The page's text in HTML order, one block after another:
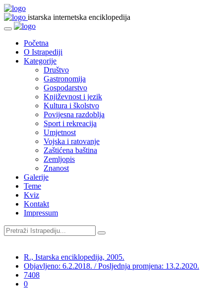
istarska internetska enciklopedija
Početna
O Istrapediji
Kategorije
Društvo
Gastronomija
Gospodarstvo
Književnost i jezik
Kultura i školstvo
Povijesna razdoblja
Sport i rekreacija
Umjetnost
Vojska i ratovanje
Zaštićena baština
Zemljopis
Znanost
Galerije
Teme
Kviz
Kontakt
Impressum
R., Istarska enciklopedija, 2005.
Objavljeno: 6.2.2018. / Posljednja promjena: 13.2.2020.
7408
0